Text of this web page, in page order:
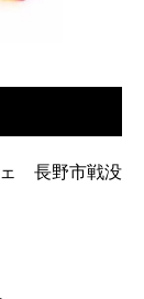
ェ 長野市戦没